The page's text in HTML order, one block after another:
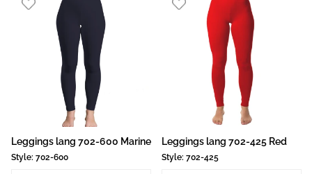
Leggings lang 702-600 Marine
Style: 702-600
Leggings lang 702-425 Red
Style: 702-425